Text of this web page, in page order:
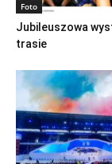
Foto
Jubileuszowa
trasie